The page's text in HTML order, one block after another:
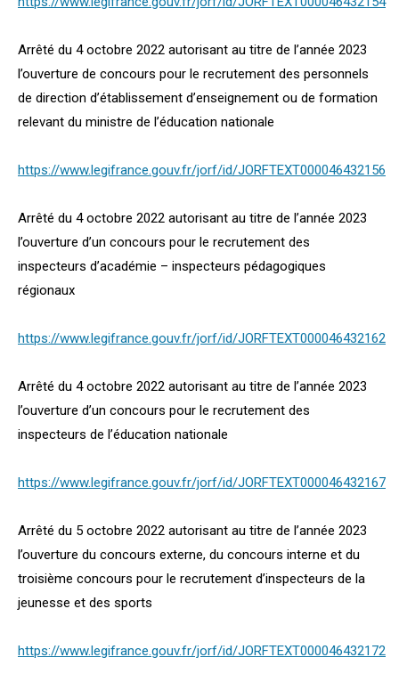
Arrêté du 4 octobre 2022 autorisant au titre de l’année 2023
l’ouverture de concours pour le recrutement des personnels
de direction d’établissement d’enseignement ou de formation
relevant du ministre de l’éducation nationale
https://www.legifrance.gouv.fr/jorf/id/JORFTEXT000046432156
Arrêté du 4 octobre 2022 autorisant au titre de l’année 2023
l’ouverture d’un concours pour le recrutement des
inspecteurs d’académie – inspecteurs pédagogiques
régionaux
https://www.legifrance.gouv.fr/jorf/id/JORFTEXT000046432162
Arrêté du 4 octobre 2022 autorisant au titre de l’année 2023
l’ouverture d’un concours pour le recrutement des
inspecteurs de l’éducation nationale
https://www.legifrance.gouv.fr/jorf/id/JORFTEXT000046432167
Arrêté du 5 octobre 2022 autorisant au titre de l’année 2023
l’ouverture du concours externe, du concours interne et du
troisième concours pour le recrutement d’inspecteurs de la
jeunesse et des sports
https://www.legifrance.gouv.fr/jorf/id/JORFTEXT000046432172